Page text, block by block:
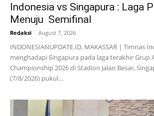
Indonesia vs Singapura : Laga
Menuju Semifinal
Redaksi - August 7, 2026
INDONESIANUPDATE.ID, MAKASSAR | Timnas
menghadapi Singapura pada laga terakhir Grup
Championship 2026 di Stadion Jalan Besar,
(7/8/2026) pukul...